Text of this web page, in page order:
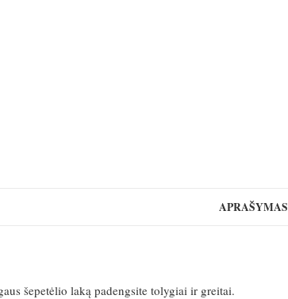
APRAŠYMAS
šepetėlio laką padengsite tolygiai ir greitai.